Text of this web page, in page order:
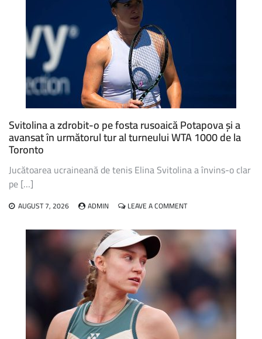
Svitolina a zdrobit-o pe fosta rusoaică Potapova și a
avansat în următorul tur al turneului WTA 1000 de la
Toronto
Jucătoarea ucraineană de tenis Elina Svitolina a învins-o clar
pe […]
AUGUST 7, 2026 ADMIN LEAVE A COMMENTON
A
O
PE
FOSTA
RUSOAICĂ
POTAPOVA
A
AVANSAT
ÎN